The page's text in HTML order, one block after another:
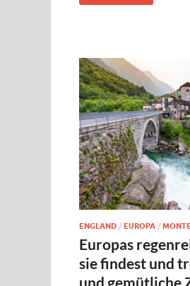
ENGLAND / EUROPA /
Europas
sie findest und
und gemütliche